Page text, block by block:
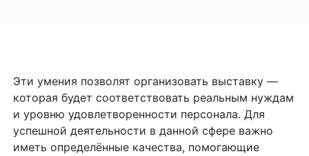
Эти умения позволят организовать выставку —
которая будет соответствовать реальным нуждам
и уровню удовлетворенности персонала. Для
успешной деятельности в данной сфере важно
иметь определённые качества, помогающие